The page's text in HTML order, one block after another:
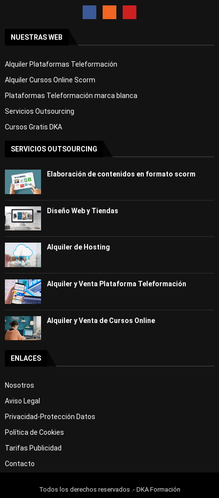
NUESTRAS WEB
Alquiler Plataformas Teleformación
Alquiler Cursos Online Scorm
Plataformas Teleformación marca blanca
Servicios Outsourcing
Cursos Gratis DKA
SERVICIOS OUTSOURCING
Elaboración de contenidos en formato scorm
Diseño Web y Tiendas
Alquiler de Hosting
Alquiler y Venta Plataforma Teleformación
Alquiler y Venta de Cursos Online
ENLACES
Nosotros
Aviso Legal
Privacidad-Protección Datos
Política de Cookies
Tarifas Publicidad
Contacto
Todos los derechos reservados .- DKA Formación